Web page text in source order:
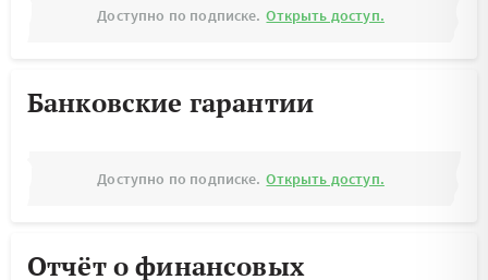
Доступно по подписке. Открыть доступ.
Банковские гарантии
Доступно по подписке. Открыть доступ.
Отчёт о финансовых